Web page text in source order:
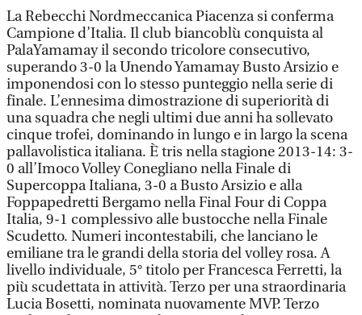
La Rebecchi Nordmeccanica Piacenza si conferma
Campione d’Italia. Il club biancoblù conquista al
PalaYamamay il secondo tricolore consecutivo,
superando 3-0 la Unendo Yamamay Busto Arsizio e
imponendosi con lo stesso punteggio nella serie di
finale. L’ennesima dimostrazione di superiorità di
una squadra che negli ultimi due anni ha sollevato
cinque trofei, dominando in lungo e in largo la scena
pallavolistica italiana. È tris nella stagione 2013-14: 3-
0 all’Imoco Volley Conegliano nella Finale di
Supercoppa Italiana, 3-0 a Busto Arsizio e alla
Foppapedretti Bergamo nella Final Four di Coppa
Italia, 9-1 complessivo alle bustocche nella Finale
Scudetto. Numeri incontestabili, che lanciano le
emiliane tra le grandi della storia del volley rosa. A
livello individuale, 5° titolo per Francesca Ferretti, la
più scudettata in attività. Terzo per una straordinaria
Lucia Bosetti, nominata nuovamente MVP. Terzo